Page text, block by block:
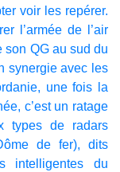
voir les repérer.
l’armée de l’air
son QG au sud du
synergie avec les
une fois la
c’est un ratage
types de radars
de fer), dits
intelligentes du